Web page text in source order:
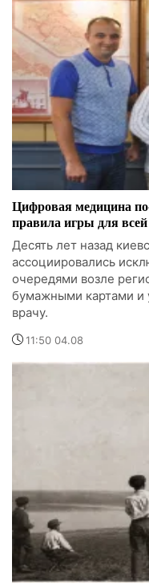
Цифровая медицина
правила игры для
Десять лет назад
ассоциировались
очередями возле
бумажными картами и
врачу.
11:50 04.08